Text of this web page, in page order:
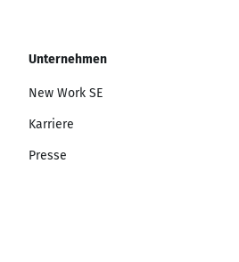
Unternehmen
New Work SE
Karriere
Presse